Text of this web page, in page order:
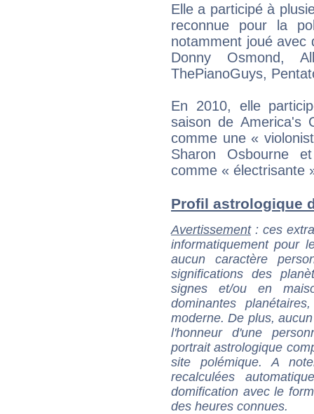
Elle a participé à
reconnue pour la
notamment joué avec
Donny Osmond,
ThePianoGuys,
En 2010, elle
saison de America's
comme une «
Sharon Osbourne
comme « électrisante
Profil astrologique
Avertissement: ces
informatiquement pour
aucun caractère
significations des
signes et/ou en
dominantes
moderne. De plus,
l'honneur d'une
portrait astrologique
site polémique. A
recalculées
domification avec le
des heures connues.